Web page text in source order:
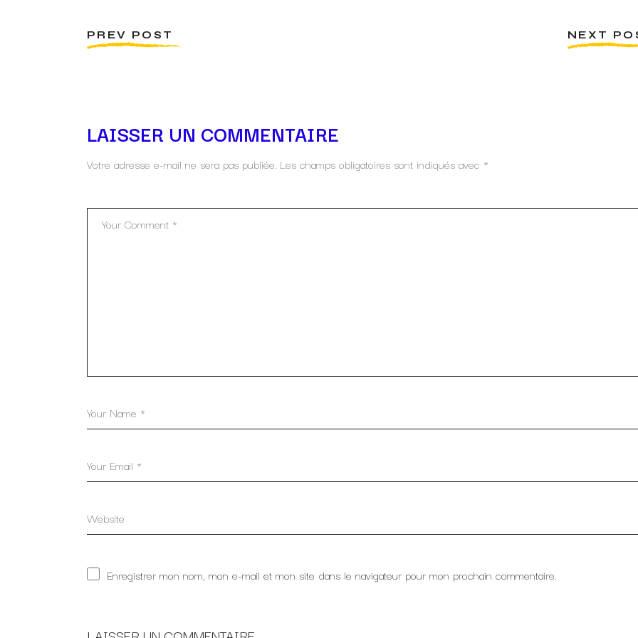
PREV POST NEXT
LAISSER UN COMMENTAIRE
Votre adresse e-mail ne sera pas publiée. Les champs obligatoires sont indiqués avec *
Enregistrer mon nom, mon e-mail et mon site dans le navigateur pour mon prochain commentaire.